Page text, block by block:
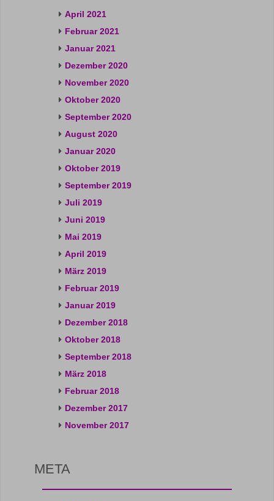
April 2021
Februar 2021
Januar 2021
Dezember 2020
November 2020
Oktober 2020
September 2020
August 2020
Januar 2020
Oktober 2019
September 2019
Juli 2019
Juni 2019
Mai 2019
April 2019
März 2019
Februar 2019
Januar 2019
Dezember 2018
Oktober 2018
September 2018
März 2018
Februar 2018
Dezember 2017
November 2017
META